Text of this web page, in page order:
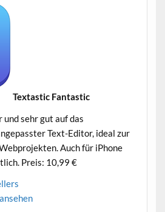
Textastic Fantastic
sehr gut auf das
Text-Editor, ideal zur
Auch für iPhone
Preis: 10,99 €